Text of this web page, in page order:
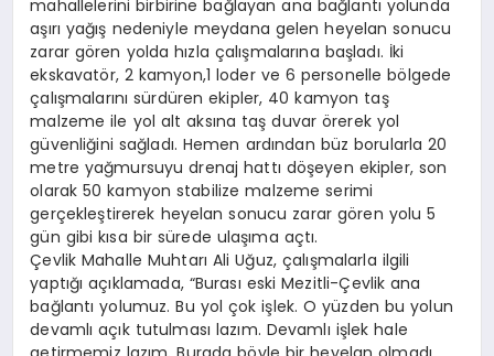
mahallelerini birbirine bağlayan ana bağlantı yolunda
aşırı yağış nedeniyle meydana gelen heyelan sonucu
zarar gören yolda hızla çalışmalarına başladı. İki
ekskavatör, 2 kamyon,1 loder ve 6 personelle bölgede
çalışmalarını sürdüren ekipler, 40 kamyon taş
malzeme ile yol alt aksına taş duvar örerek yol
güvenliğini sağladı. Hemen ardından büz borularla 20
metre yağmursuyu drenaj hattı döşeyen ekipler, son
olarak 50 kamyon stabilize malzeme serimi
gerçekleştirerek heyelan sonucu zarar gören yolu 5
gün gibi kısa bir sürede ulaşıma açtı.
Çevlik Mahalle Muhtarı Ali Uğuz, çalışmalarla ilgili
yaptığı açıklamada, “Burası eski Mezitli-Çevlik ana
bağlantı yolumuz. Bu yol çok işlek. O yüzden bu yolun
devamlı açık tutulması lazım. Devamlı işlek hale